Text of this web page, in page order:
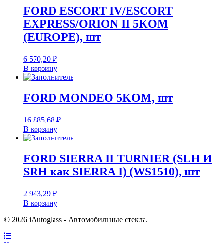
FORD ESCORT IV/ESCORT
EXPRESS/ORION II 5KOM
(EUROPE), шт
6 570,20 ₽
В корзину
FORD MONDEO 5KOM, шт
16 885,68 ₽
В корзину
FORD SIERRA II TURNIER (SLH И
SRH как SIERRA I) (WS1510), шт
2 943,29 ₽
В корзину
© 2026 iAutoglass - Автомобильные стекла.